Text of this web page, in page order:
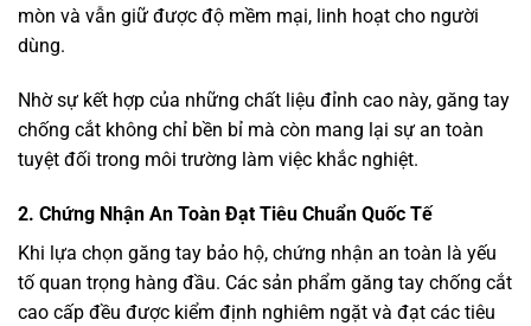
mòn và vẫn giữ được độ mềm mại, linh hoạt cho người
dùng.
Nhờ sự kết hợp của những chất liệu đỉnh cao này, găng tay
chống cắt không chỉ bền bỉ mà còn mang lại sự an toàn
tuyệt đối trong môi trường làm việc khắc nghiệt.
2. Chứng Nhận An Toàn Đạt Tiêu Chuẩn Quốc Tế
Khi lựa chọn găng tay bảo hộ, chứng nhận an toàn là yếu
tố quan trọng hàng đầu. Các sản phẩm găng tay chống cắt
cao cấp đều được kiểm định nghiêm ngặt và đạt các tiêu